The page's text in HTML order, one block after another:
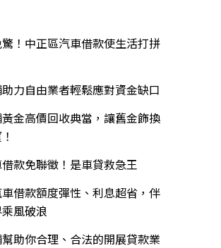
！中正區汽車借款使生活打拼
力自由業者輕鬆應對資金缺口
金高價回收典當，讓舊金飾換
款免聯徵！是車貸救急王
借款額度彈性、利息超省，伴
風破浪
助你合理、合法的開展貸款業